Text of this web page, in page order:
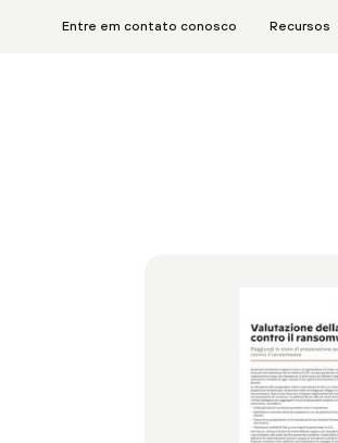
Entre em contato conosco Recursos